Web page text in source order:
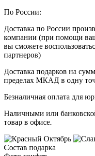
По России:
Доставка по России
компании (при помощи
вы сможете
партнеров)
Доставка подарков на
пределах МКАД в одну
Безналичная оплата для
Наличными или
товар в офисе.
Состав подарка